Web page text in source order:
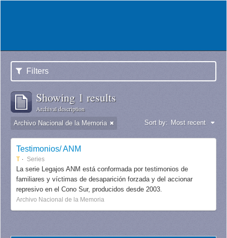
Filters
Showing 1 results
Archival description
Archivo Nacional de la Memoria Sort by: Most recent
Testimonios/ ANM
T Series
La serie Legajos ANM está conformada por testimonios de
familiares y víctimas de desaparición forzada y del accionar
represivo en el Cono Sur, producidos desde 2003.
Archivo Nacional de la Memoria